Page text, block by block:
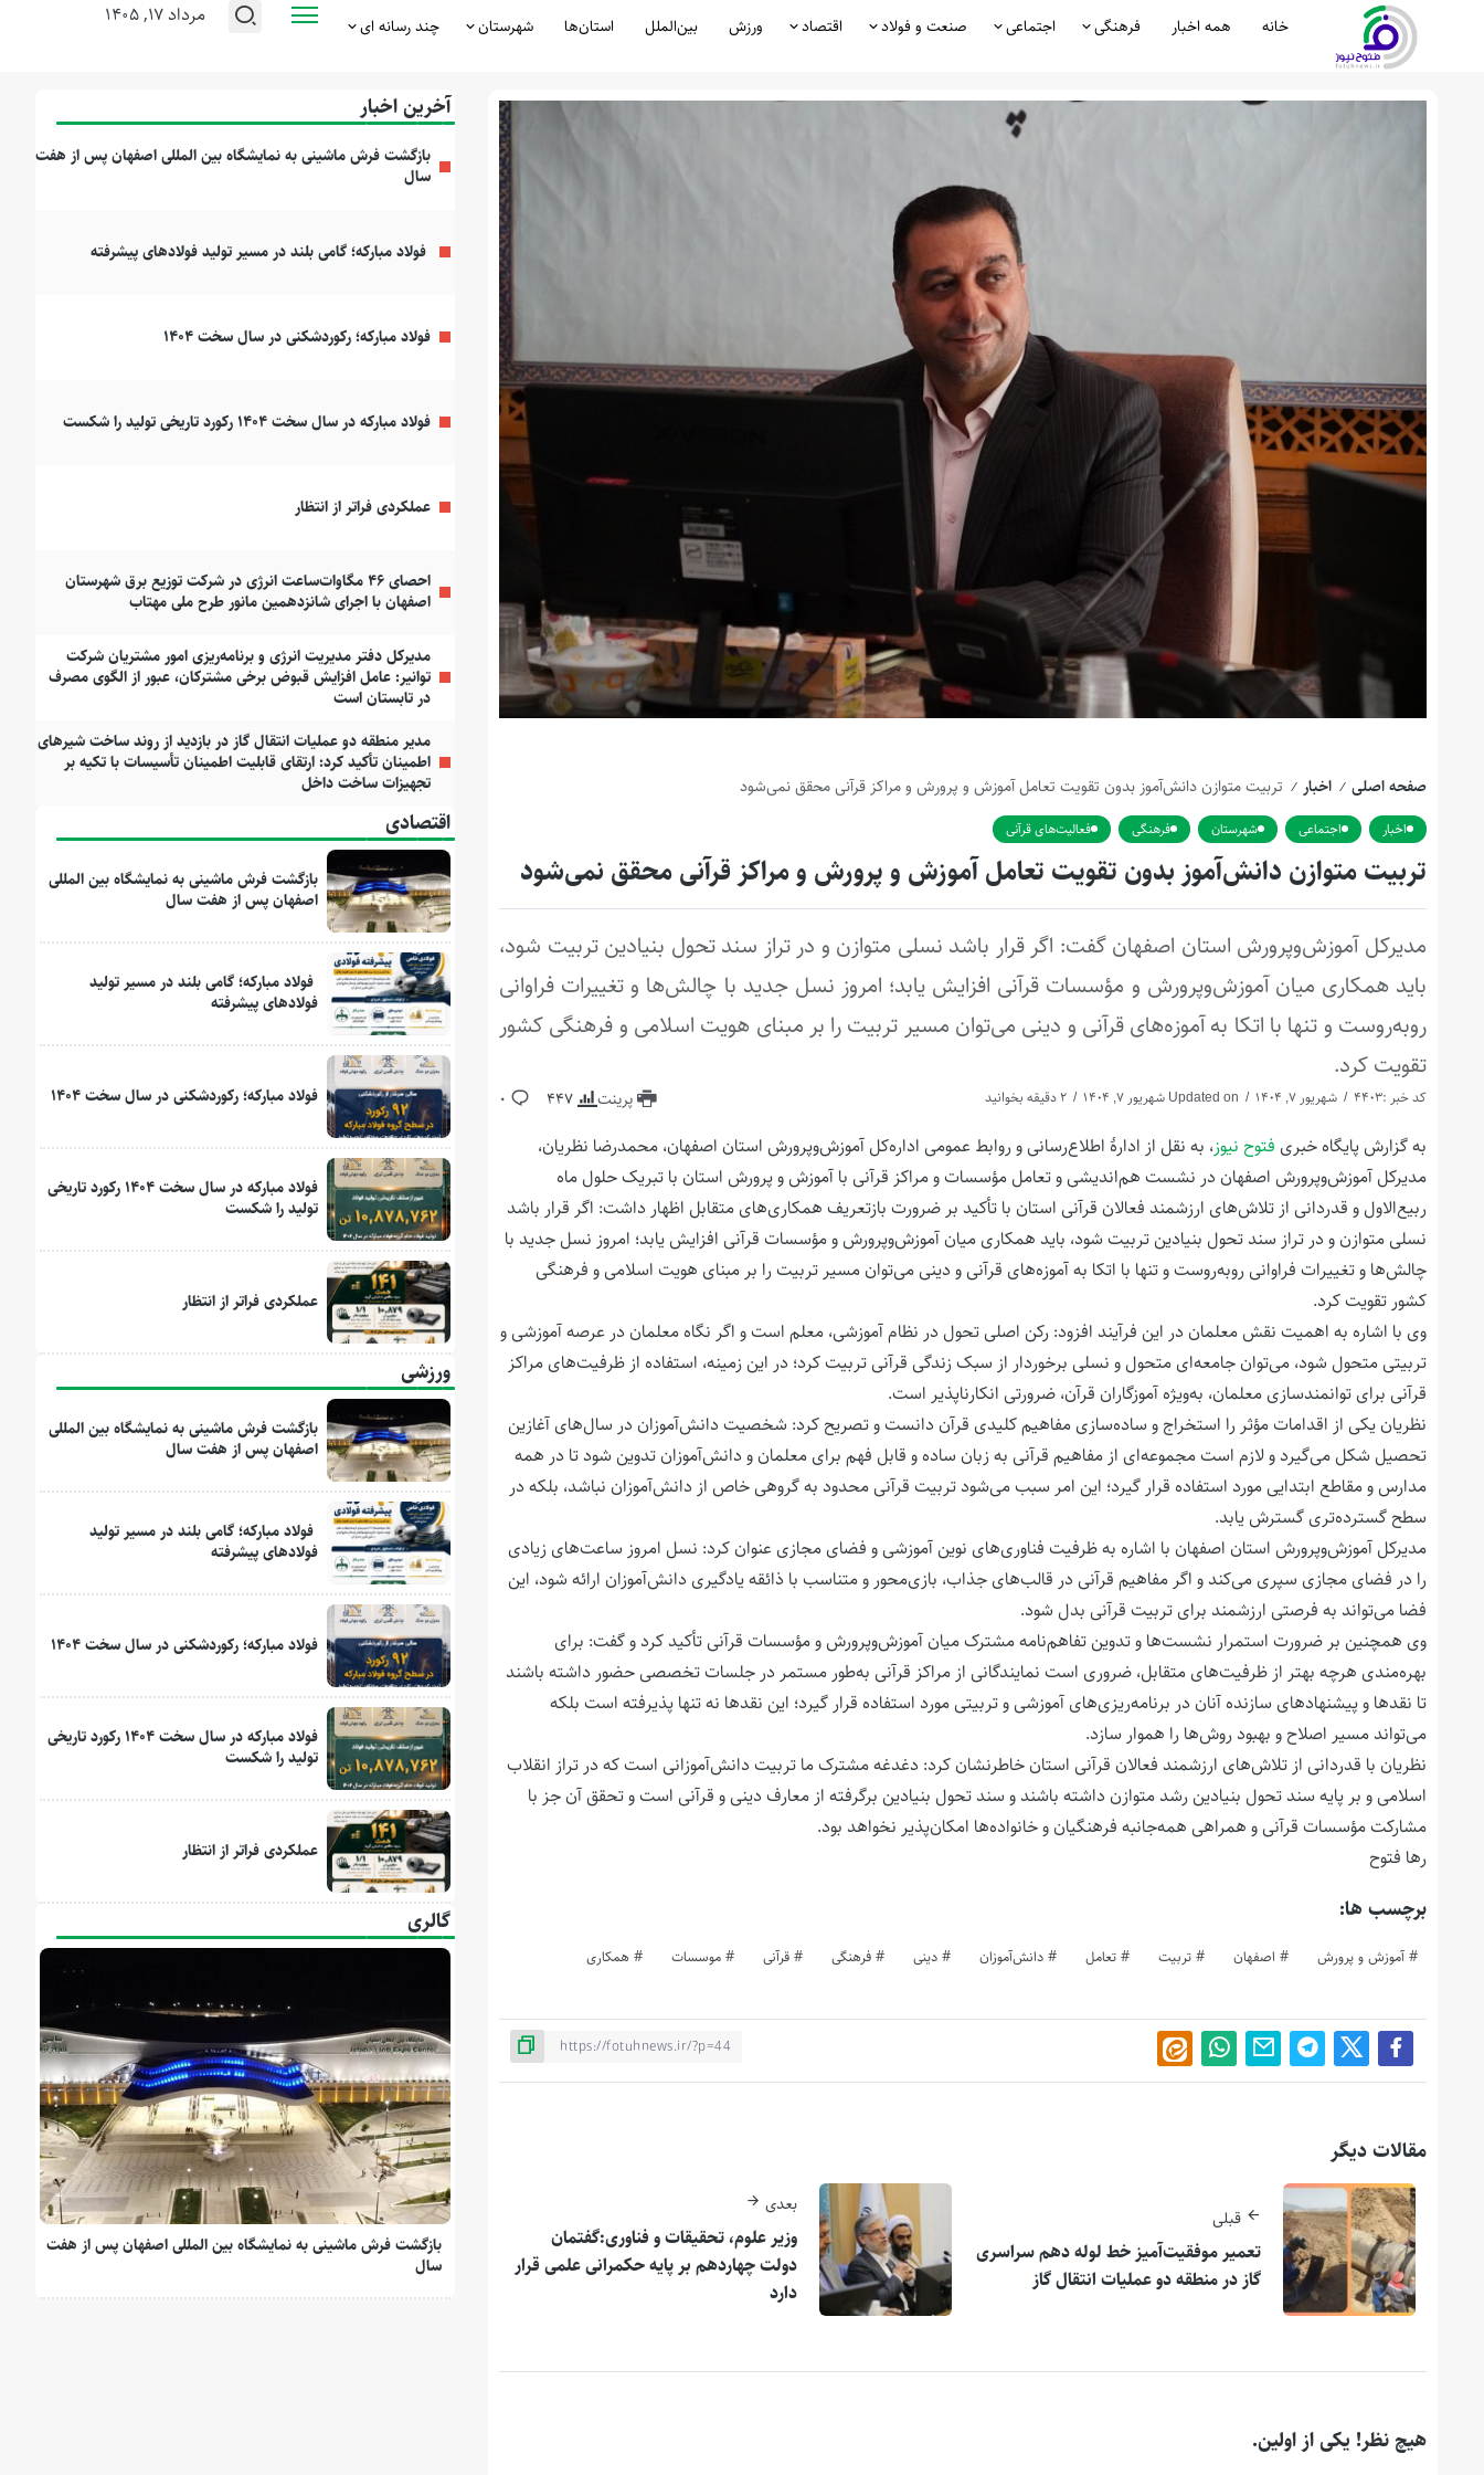
خانه همه اخبار فرهنگی اجتماعی صنعت و فولاد اقتصاد ورزش بین‌الملل استان‌ها شهرستان چند رسانه ای مرداد ۱۷, ۱۴۰۵
صفحه اصلی / اخبار / تربیت متوازن دانش‌آموز بدون تقویت تعامل آموزش و پرورش و مراکز قرآنی محقق نمی‌شود
اخبار اجتماعی شهرستان فرهنگی فعالیت‌های قرآنی
تربیت متوازن دانش‌آموز بدون تقویت تعامل آموزش و پرورش و مراکز قرآنی محقق نمی‌شود
مدیرکل آموزش‌وپرورش استان اصفهان گفت: اگر قرار باشد نسلی متوازن و در تراز سند تحول بنیادین تربیت شود،
باید همکاری میان آموزش‌وپرورش و مؤسسات قرآنی افزایش یابد؛ امروز نسل جدید با چالش‌ها و تغییرات فراوانی
روبه‌روست و تنها با اتکا به آموزه‌های قرآنی و دینی می‌توان مسیر تربیت را بر مبنای هویت اسلامی و فرهنگی کشور
تقویت کرد.
کد خبر :4403 شهریور 7, 1404 پرینت 447
0
به گزارش پایگاه خبری فتوح نیوز، به نقل از ادارهٔ اطلاع‌رسانی و روابط عمومی اداره‌کل آموزش‌وپرورش استان اصفهان، محمدرضا نظریان،
مدیرکل آموزش‌وپرورش اصفهان در نشست هم‌اندیشی و تعامل مؤسسات و مراکز قرآنی با آموزش و پرورش استان با تبریک حلول ماه
ربیع‌الاول و قدردانی از تلاش‌های ارزشمند فعالان قرآنی استان با تأکید بر ضرورت بازتعریف همکاری‌های متقابل اظهار داشت: اگر قرار باشد
نسلی متوازن و در تراز سند تحول بنیادین تربیت شود، باید همکاری میان آموزش‌وپرورش و مؤسسات قرآنی افزایش یابد؛ امروز نسل جدید با
چالش‌ها و تغییرات فراوانی روبه‌روست و تنها با اتکا به آموزه‌های قرآنی و دینی می‌توان مسیر تربیت را بر مبنای هویت اسلامی و فرهنگی
کشور تقویت کرد.
وی با اشاره به اهمیت نقش معلمان در این فرآیند افزود: رکن اصلی تحول در نظام آموزشی، معلم است و اگر نگاه معلمان در عرصه آموزشی و
تربیتی متحول شود، می‌توان جامعه‌ای متحول و نسلی برخوردار از سبک زندگی قرآنی تربیت کرد؛ در این زمینه، استفاده از ظرفیت‌های مراکز
قرآنی برای توانمندسازی معلمان، به‌ویژه آموزگاران قرآن، ضرورتی انکارناپذیر است.
نظریان یکی از اقدامات مؤثر را استخراج و ساده‌سازی مفاهیم کلیدی قرآن دانست و تصریح کرد: شخصیت دانش‌آموزان در سال‌های آغازین
تحصیل شکل می‌گیرد و لازم است مجموعه‌ای از مفاهیم قرآنی به زبان ساده و قابل فهم برای معلمان و دانش‌آموزان تدوین شود تا در همه
مدارس و مقاطع ابتدایی مورد استفاده قرار گیرد؛ این امر سبب می‌شود تربیت قرآنی محدود به گروهی خاص از دانش‌آموزان نباشد، بلکه در
سطح گسترده‌تری گسترش یابد.
مدیرکل آموزش‌وپرورش استان اصفهان با اشاره به ظرفیت فناوری‌های نوین آموزشی و فضای مجازی عنوان کرد: نسل امروز ساعت‌های زیادی
را در فضای مجازی سپری می‌کند و اگر مفاهیم قرآنی در قالب‌های جذاب، بازی‌محور و متناسب با ذائقه یادگیری دانش‌آموزان ارائه شود، این
فضا می‌تواند به فرصتی ارزشمند برای تربیت قرآنی بدل شود.
وی همچنین بر ضرورت استمرار نشست‌ها و تدوین تفاهم‌نامه مشترک میان آموزش‌وپرورش و مؤسسات قرآنی تأکید کرد و گفت: برای
بهره‌مندی هرچه بهتر از ظرفیت‌های متقابل، ضروری است نمایندگانی از مراکز قرآنی به‌طور مستمر در جلسات تخصصی حضور داشته باشند
تا نقدها و پیشنهادهای سازنده آنان در برنامه‌ریزی‌های آموزشی و تربیتی مورد استفاده قرار گیرد؛ این نقدها نه تنها پذیرفته است بلکه
می‌تواند مسیر اصلاح و بهبود روش‌ها را هموار سازد.
نظریان با قدردانی از تلاش‌های ارزشمند فعالان قرآنی استان خاطرنشان کرد: دغدغه مشترک ما تربیت دانش‌آموزانی است که در تراز انقلاب
اسلامی و بر پایه سند تحول بنیادین رشد متوازن داشته باشند و سند تحول بنیادین برگرفته از معارف دینی و قرآنی است و تحقق آن جز با
مشارکت مؤسسات قرآنی و همراهی همه‌جانبه فرهنگیان و خانواده‌ها امکان‌پذیر نخواهد بود.
رها فتوح
برچسب ها:
آموزش و پرورش اصفهان تربیت تعامل دانش‌آموزان دینی فرهنگی قرآنی موسسات همکاری
مقالات دیگر
قبلی
تعمیر موفقیت‌آمیز خط لوله دهم سراسری
گاز در منطقه دو عملیات انتقال گاز
بعدی
وزیر علوم، تحقیقات و فناوری:گفتمان
دولت چهاردهم بر پایه حکمرانی علمی قرار
دارد
هیچ نظر! یکی از اولین.
آخرین اخبار
بازگشت فرش ماشینی به نمایشگاه بین المللی اصفهان پس از هفت
سال
فولاد مبارکه؛ گامی بلند در مسیر تولید فولادهای پیشرفته
فولاد مبارکه؛ رکوردشکنی در سال سخت ۱۴۰۴
فولاد مبارکه در سال سخت ۱۴۰۴ رکورد تاریخی تولید را شکست
عملکردی فراتر از انتظار
احصای ۴۶ مگاوات‌ساعت انرژی در شرکت توزیع برق شهرستان
اصفهان با اجرای شانزدهمین مانور طرح ملی مهتاب
مدیرکل دفتر مدیریت انرژی و برنامه‌ریزی امور مشتریان شرکت
توانیر: عامل افزایش قبوض برخی مشترکان، عبور از الگوی مصرف
در تابستان است
مدیر منطقه دو عملیات انتقال گاز در بازدید از روند ساخت شیرهای
اطمینان تأکید کرد: ارتقای قابلیت اطمینان تأسیسات با تکیه بر
تجهیزات ساخت داخل
اقتصادی
بازگشت فرش ماشینی به نمایشگاه بین المللی
اصفهان پس از هفت سال
فولاد مبارکه؛ گامی بلند در مسیر تولید
فولادهای پیشرفته
فولاد مبارکه؛ رکوردشکنی در سال سخت ۱۴۰۴
فولاد مبارکه در سال سخت ۱۴۰۴ رکورد تاریخی
تولید را شکست
عملکردی فراتر از انتظار
ورزشی
بازگشت فرش ماشینی به نمایشگاه بین المللی
اصفهان پس از هفت سال
فولاد مبارکه؛ گامی بلند در مسیر تولید
فولادهای پیشرفته
فولاد مبارکه؛ رکوردشکنی در سال سخت ۱۴۰۴
فولاد مبارکه در سال سخت ۱۴۰۴ رکورد تاریخی
تولید را شکست
عملکردی فراتر از انتظار
گالری
بازگشت فرش ماشینی به نمایشگاه بین المللی اصفهان پس از هفت
سال